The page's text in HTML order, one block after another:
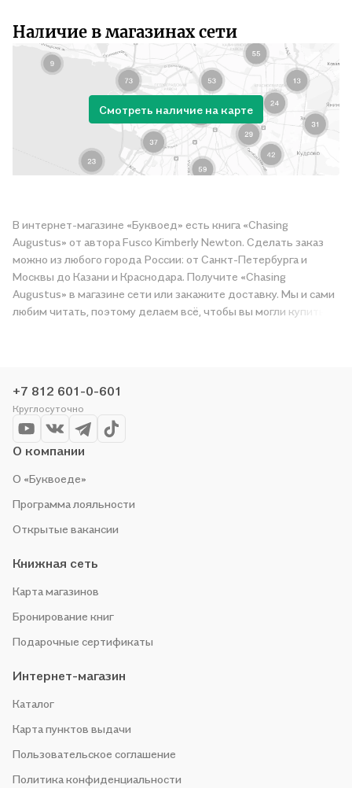
Наличие в магазинах сети
Смотреть наличие на карте
В интернет-магазине «Буквоед» есть книга «Chasing
Augustus» от автора Fusco Kimberly Newton. Сделать заказ
можно из любого города России: от Санкт-Петербурга и
Москвы до Казани и Краснодара. Получите «Chasing
Augustus» в магазине сети или закажите доставку. Мы и сами
любим читать, поэтому делаем всё, чтобы вы могли купить
+7 812 601-0-601
Круглосуточно
О компании
О «Буквоеде»
Программа лояльности
Открытые вакансии
Книжная сеть
Карта магазинов
Бронирование книг
Подарочные сертификаты
Интернет-магазин
Каталог
Карта пунктов выдачи
Пользовательское соглашение
Политика конфиденциальности